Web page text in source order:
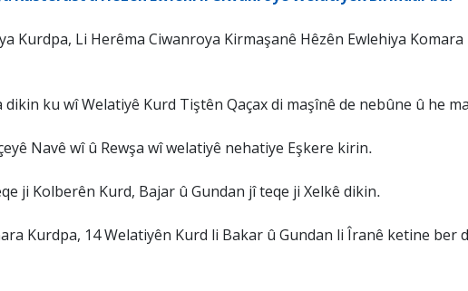
Kurdpa, Li Herêma Ciwanroya Kirmaşanê Hêzên Ewlehiya
ku wî Welatiyê Kurd Tiştên Qaçax di maşînê de nebûne û he
Navê wî û Rewşa wî welatiyê nehatiye Eşkere kirin.
ji Kolberên Kurd, Bajar û Gundan jî teqe ji Xelkê dikin.
Kurdpa, 14 Welatiyên Kurd li Bakar û Gundan li Îranê ketine ber